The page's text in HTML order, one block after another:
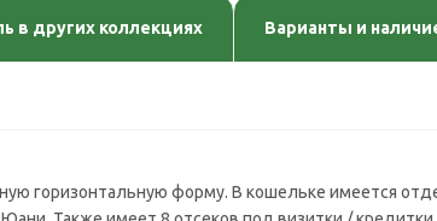
в других коллекциях Варианты и
горизонтальную форму. В кошельке имеется